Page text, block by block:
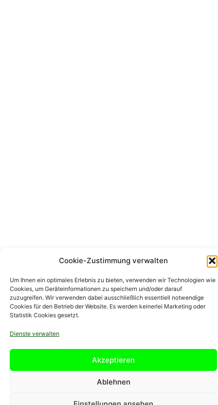
Cookie-Zustimmung verwalten
Um Ihnen ein optimales Erlebnis zu bieten, verwenden wir Technologien wie
Cookies, um Geräteinformationen zu speichern und/oder darauf
zuzugreifen. Wir verwenden dabei ausschließlich essentiell notwendige
Cookies für den Betrieb der Website. Es werden keinerlei Marketing oder
Statistik Cookies gesetzt.
Dienste verwalten
Akzeptieren
Ablehnen
Datenschutz
Allgemeine Geschäftsbedingungen (AGB)
© 2026 www.preiswert-leihen.de